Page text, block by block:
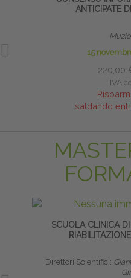
ANTICIPATE
15
220,00
IVA
saldando
SCUOLA CLINICA
Direttori Scientifici: